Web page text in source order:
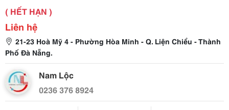
( HẾT HẠN )
Liên hệ
21-23 Hoà Mỹ 4 - Phường Hòa Minh - Q. Liện Chiểu - Thành
Phố Đà Nẵng.
Nam Lộc
0236 376 8924